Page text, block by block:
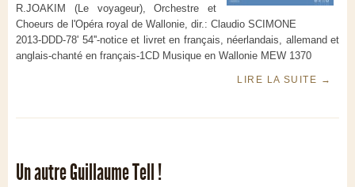
R.JOAKIM (Le voyageur), Orchestre et
Choeurs de l'Opéra royal de Wallonie, dir.: Claudio SCIMONE
2013-DDD-78' 54''-notice et livret en français, néerlandais, allemand et
anglais-chanté en français-1CD Musique en Wallonie MEW 1370
LIRE LA SUITE →
Un autre Guillaume Tell !